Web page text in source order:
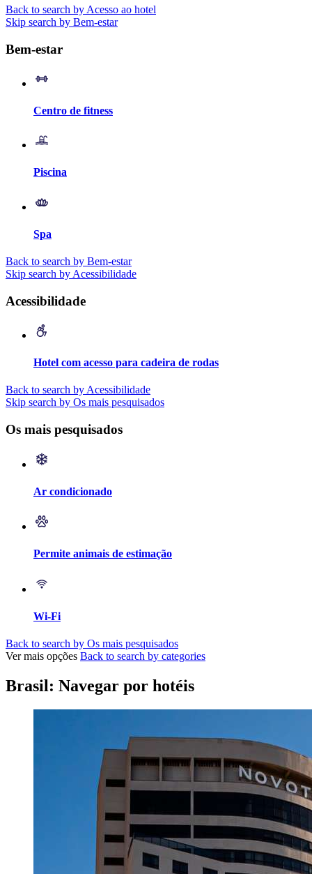
Back to search by Acesso ao hotel
Skip search by Bem-estar
Bem-estar
Centro de fitness
Piscina
Spa
Back to search by Bem-estar
Skip search by Acessibilidade
Acessibilidade
Hotel com acesso para cadeira de rodas
Back to search by Acessibilidade
Skip search by Os mais pesquisados
Os mais pesquisados
Ar condicionado
Permite animais de estimação
Wi-Fi
Back to search by Os mais pesquisados
Ver mais opções Back to search by categories
Brasil: Navegar por hotéis